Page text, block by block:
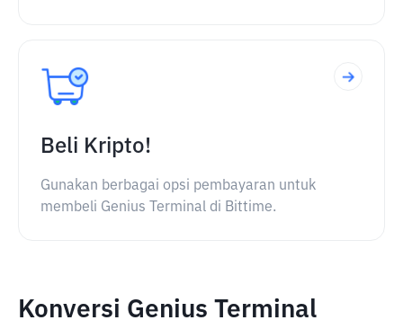
Beli Kripto!
Gunakan berbagai opsi pembayaran untuk
membeli Genius Terminal di Bittime.
Konversi Genius Terminal